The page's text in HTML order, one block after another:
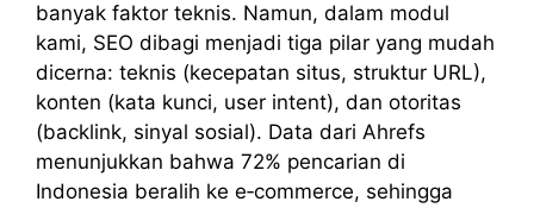
banyak faktor teknis. Namun, dalam modul
kami, SEO dibagi menjadi tiga pilar yang mudah
dicerna: teknis (kecepatan situs, struktur URL),
konten (kata kunci, user intent), dan otoritas
(backlink, sinyal sosial). Data dari Ahrefs
menunjukkan bahwa 72% pencarian di
Indonesia beralih ke e‑commerce, sehingga